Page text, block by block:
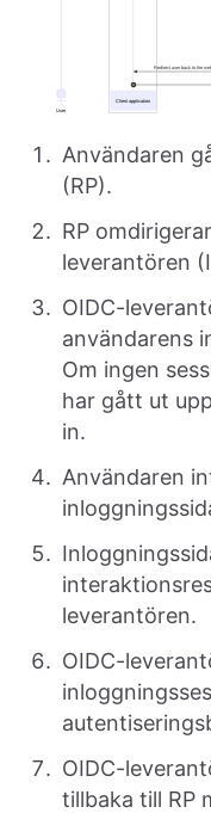
Användaren
(RP).
RP
leverantören
OIDC-
användarens
Om ingen
har gått ut
in.
Användaren
leverantören.
OIDC-
OIDC-
tillbaka till RP